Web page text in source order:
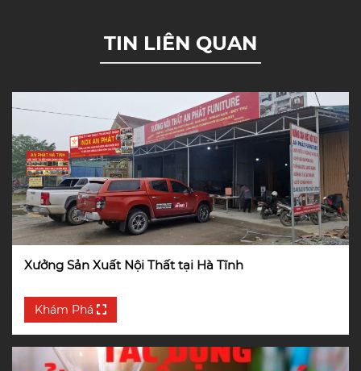
TIN LIÊN QUAN
Xưởng Sản Xuất Nội Thất tại Hà Tĩnh
Khám Phá